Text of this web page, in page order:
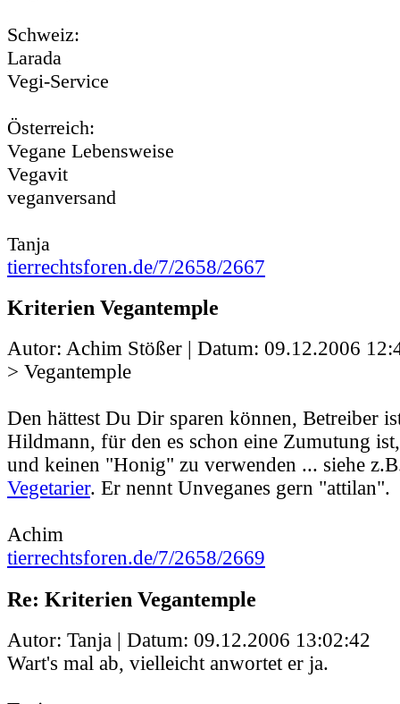
Schweiz:
Larada
Vegi-Service
Österreich:
Vegane Lebensweise
Vegavit
veganversand
Tanja
tierrechtsforen.de/7/2658/2667
Kriterien Vegantemple
Autor: Achim Stößer | Datum: 09.12.2006
> Vegantemple
Den hättest Du Dir sparen können, Betreiber
Hildmann, für den es schon eine Zumutung
und keinen "Honig" zu verwenden ... siehe
Vegetarier. Er nennt Unveganes gern "attilan".
Achim
tierrechtsforen.de/7/2658/2669
Re: Kriterien Vegantemple
Autor: Tanja | Datum: 09.12.2006 13:02:42
Wart's mal ab, vielleicht anwortet er ja.